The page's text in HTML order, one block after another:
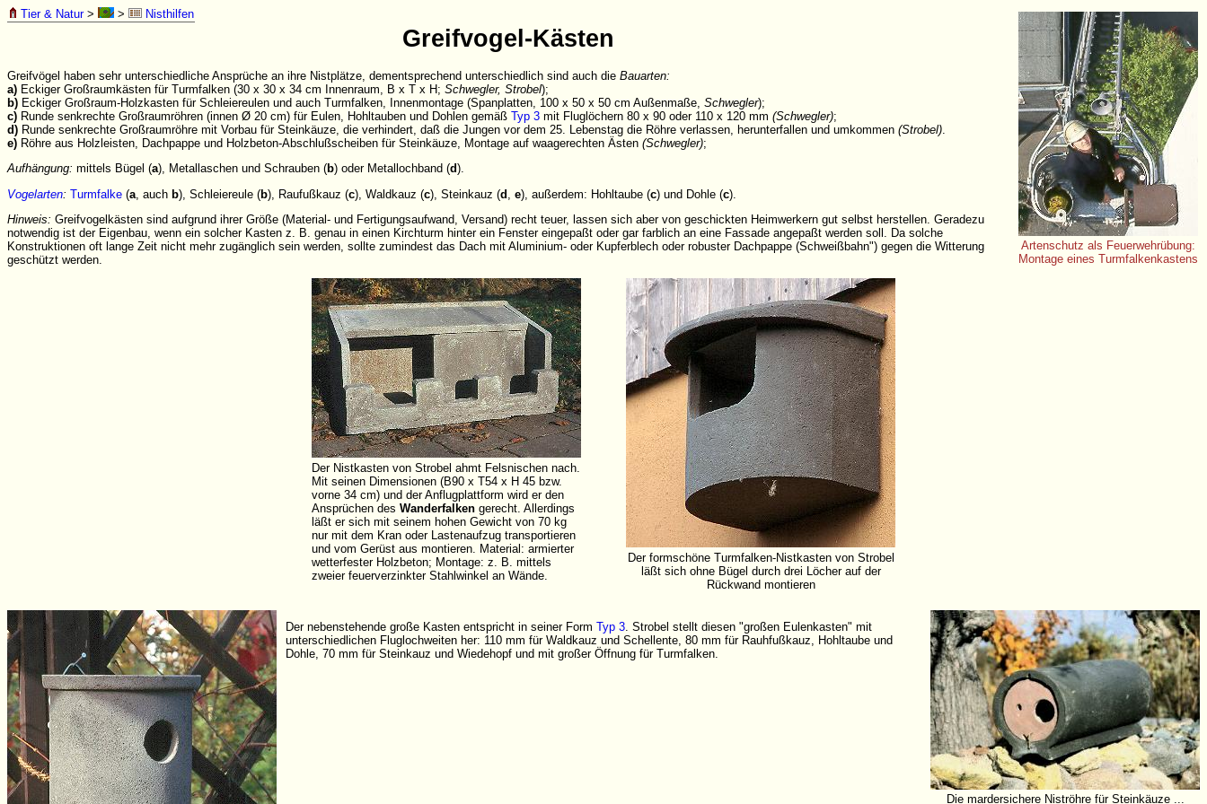
Artenschutz als Feuerwehrübung:
Montage eines Turmfalkenkastens
Tier & Natur> > Nisthilfen
Greifvogel-Kästen
Greifvögel haben sehr unterschiedliche Ansprüche an ihre Nistplätze, dementsprechend unterschiedlich sind auch die Bauarten:
a) Eckiger Großraumkästen für Turmfalken (30 x 30 x 34 cm Innenraum, B x T x H; Schwegler, Strobel);
b) Eckiger Großraum-Holzkasten für Schleiereulen und auch Turmfalken, Innenmontage (Spanplatten, 100 x 50 x 50 cm Außenmaße, Schwegler);
c) Runde senkrechte Großraumröhren (innen Ø 20 cm) für Eulen, Hohltauben und Dohlen gemäß Typ 3 mit Fluglöchern 80 x 90 oder 110 x 120 mm (Schwegler);
d) Runde senkrechte Großraumröhre mit Vorbau für Steinkäuze, die verhindert, daß die Jungen vor dem 25. Lebenstag die Röhre verlassen, herunterfallen und umkommen (Strobel)
e) Röhre aus Holzleisten, Dachpappe und Holzbeton-Abschlußscheiben für Steinkäuze, Montage auf waagerechten Ästen (Schwegler);
Aufhängung: mittels Bügel (a), Metallaschen und Schrauben (b) oder Metallochband (d).
Vogelarten: Turmfalke (a , auch b), Schleiereule (b), Raufußkauz (c), Waldkauz (c), Steinkauz (d e), außerdem: Hohltaube (c) und Dohle (c).
Hinweis: Greifvogelkästen sind aufgrund ihrer Größe (Material- und Fertigungsaufwand, Versand) recht teuer, lassen sich aber von geschickten Heimwerkern gut selbst herstellen. Geradezu
notwendig ist der Eigenbau, wenn ein solcher Kasten z. B. genau in einen Kirchturm hinter ein Fenster eingepaßt oder gar farblich an eine Fassade angepaßt werden soll. Da solche
Konstruktionen oft lange Zeit nicht mehr zugänglich sein werden, sollte zumindest das Dach mit Aluminium- oder Kupferblech oder robuster Dachpappe (Schweißbahn") gegen die Witterung
geschützt werden.
Der Nistkasten von Strobel ahmt Felsnischen nach.
Mit seinen Dimensionen (B90 x T54 x H 45 bzw.
vorne 34 cm) und der Anflugplattform wird er den
Ansprüchen des Wanderfalken gerecht. Allerdings
läßt er sich mit seinem hohen Gewicht von 70 kg
nur mit dem Kran oder Lastenaufzug transportieren
und vom Gerüst aus montieren. Material: armierter
wetterfester Holzbeton; Montage: z. B. mittels
zweier feuerverzinkter Stahlwinkel an Wände.
Der formschöne Turmfalken-Nistkasten von Strobel
läßt sich ohne Bügel durch drei Löcher auf der
Rückwand montieren
Die mardersichere Niströhre für Steinkäuze ...
Der nebenstehende große Kasten entspricht in seiner Form Typ 3 . Strobel stellt diesen "großen Eulenkasten" mit
unterschiedlichen Fluglochweiten her: 110 mm für Waldkauz und Schellente, 80 mm für Rauhfußkauz, Hohltaube und
Dohle, 70 mm für Steinkauz und Wiedehopf und mit großer Öffnung für Turmfalken.